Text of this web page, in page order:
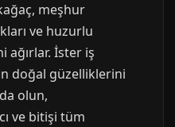
meşhur
ve huzurlu
ağırlar. İster iş
doğal güzelliklerini
olun,
ve bitişi tüm